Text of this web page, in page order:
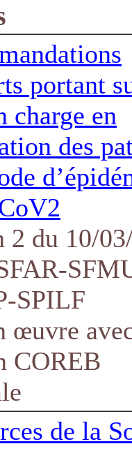
portant
charge en
des
2 du 10/
SPILF
œuvre
COREB
de la